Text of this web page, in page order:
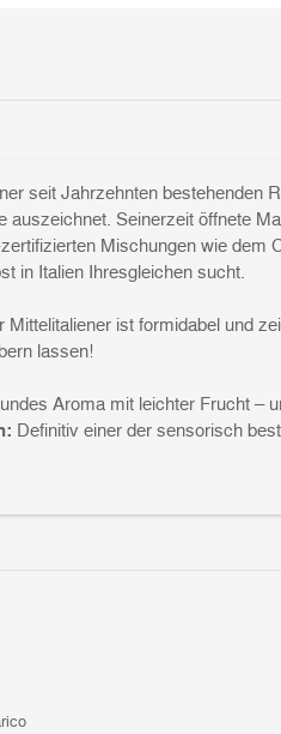
seit Jahrzehnten bestehenden
auszeichnet. Seinerzeit öffnete
Mischungen wie dem
in Italien Ihresgleichen sucht.
Mittelitaliener ist formidabel und
lassen!
Aroma mit leichter Frucht –
Definitiv einer der sensorisch